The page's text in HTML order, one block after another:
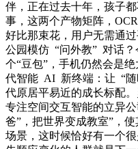
伴，正在过去十年，孩子
事，这两个产物矩阵，
好比那束花，用户无需通
公园模仿 “问外教” 对话
个“豆包”，手机仍然会是
代智能 AI 新终端：让 “随
代原居平易近的成长标配
专注空间交互智能的立异
爸”，把世界变成教室”，
场景，这时候恰好有一个很